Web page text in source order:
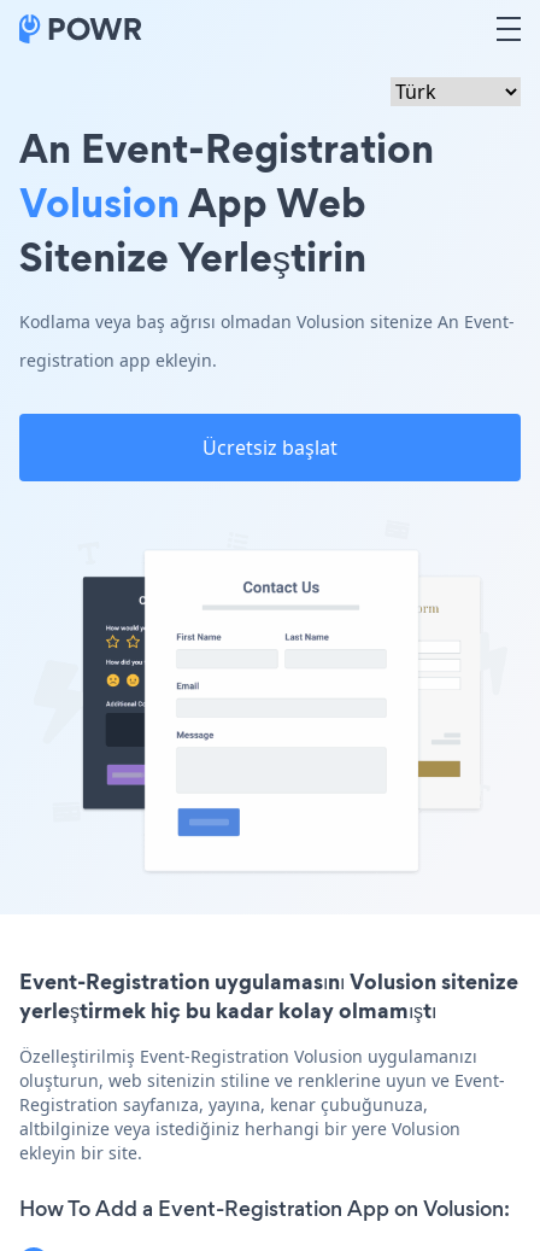
An Event-Registration
VolusionApp Web
Sitenize Yerleştirin
Kodlama veya baş ağrısı olmadan Volusion sitenize An Event-
registration app ekleyin.
Ücretsiz başlat
Event-Registration uygulamasını Volusion sitenize
yerleştirmek hiç bu kadar kolay olmamıştı
Özelleştirilmiş Event-Registration Volusion uygulamanızı
oluşturun, web sitenizin stiline ve renklerine uyun ve Event-
Registration sayfanıza, yayına, kenar çubuğunuza,
altbilginize veya istediğiniz herhangi bir yere Volusion
ekleyin bir site.
How To Add a Event-Registration App on Volusion: